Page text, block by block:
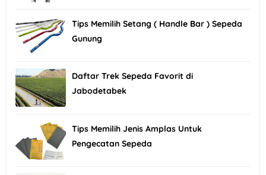
Tips Memilih Setang ( Handle Bar ) Sepeda
Gunung
Daftar Trek Sepeda Favorit di
Jabodetabek
Tips Memilih Jenis Amplas Untuk
Pengecatan Sepeda